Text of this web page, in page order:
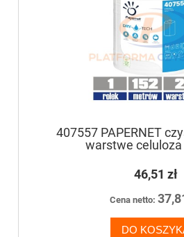
407557 PAPERNET
warstwe
46,51 zł
Cena netto:
DO